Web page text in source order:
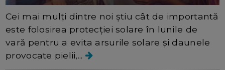
Cei mai mulți dintre noi știu cât de importantă
este folosirea protecției solare în lunile de
vară pentru a evita arsurile solare și daunele
provocate pielii,...